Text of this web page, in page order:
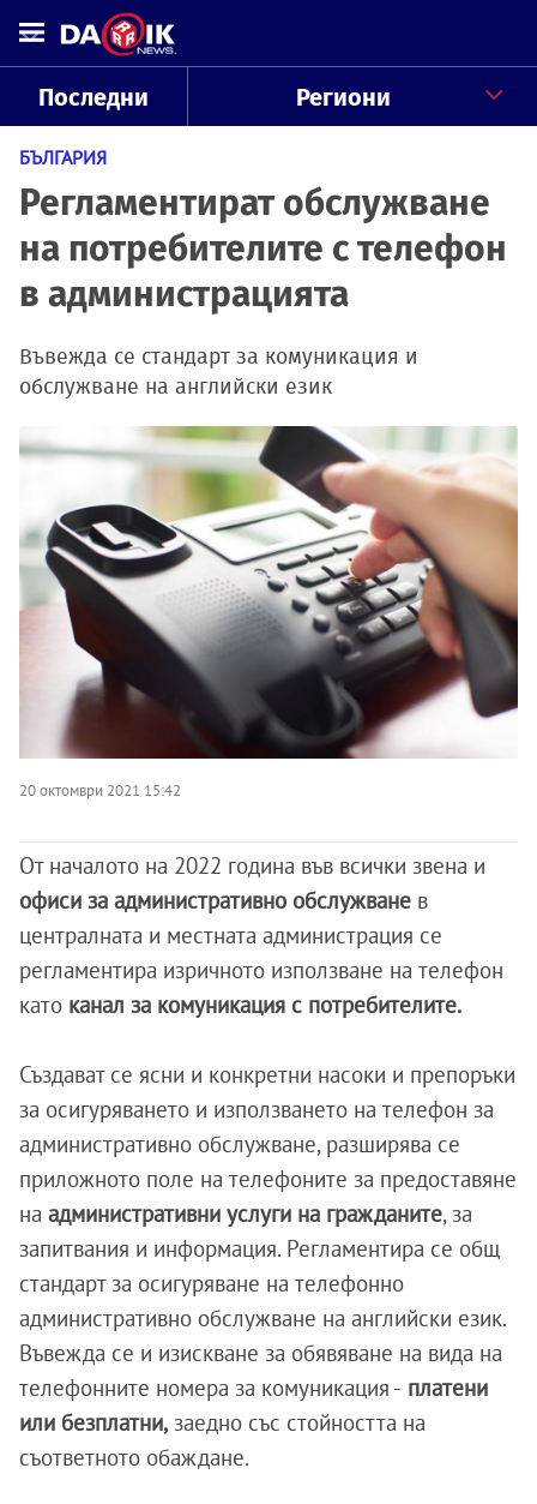
Последни Региони
БЪЛГАРИЯ
Регламентират обслужване
на потребителите с телефон
в администрацията
Въвежда се стандарт за комуникация и
обслужване на английски език
20 октомври 2021 15:42
От началото на 2022 година във всички звена и
офиси за административно обслужване в
централната и местната администрация се
регламентира изричното използване на телефон
като канал за комуникация с потребителите.
Създават се ясни и конкретни насоки и препоръки
за осигуряването и използването на телефон за
административно обслужване, разширява се
приложното поле на телефоните за предоставяне
на административни услуги на гражданите, за
запитвания и информация. Регламентира се общ
стандарт за осигуряване на телефонно
административно обслужване на английски език.
Въвежда се и изискване за обявяване на вида на
телефонните номера за комуникация - платени
или безплатни, заедно със стойността на
съответното обаждане.